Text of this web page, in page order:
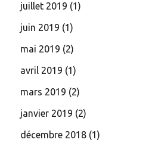
juillet 2019 (1)
juin 2019 (1)
mai 2019 (2)
avril 2019 (1)
mars 2019 (2)
janvier 2019 (2)
décembre 2018 (1)